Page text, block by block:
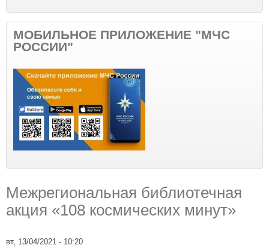
МОБИЛЬНОЕ ПРИЛОЖЕНИЕ "МЧС
РОССИИ"
Межрегиональная библиотечная
акция «108 космических минут»
вт, 13/04/2021 - 10:20